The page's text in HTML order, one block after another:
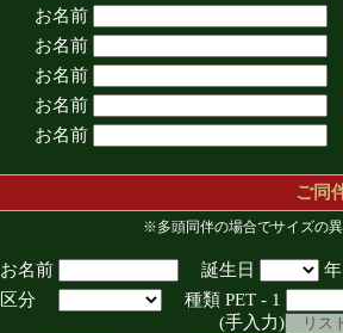
お名前
お名前
お名前
お名前
お名前
ご同
※多頭同伴の場合でサイズの
お名前 誕生日
区分
種類 PET - 1
(手入力)